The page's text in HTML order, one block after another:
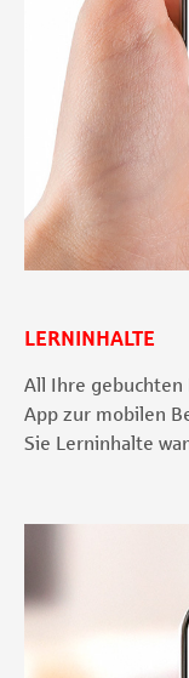
LERNINHALTE
All Ihre gebuchten
App zur mobilen
Sie Lerninhalte